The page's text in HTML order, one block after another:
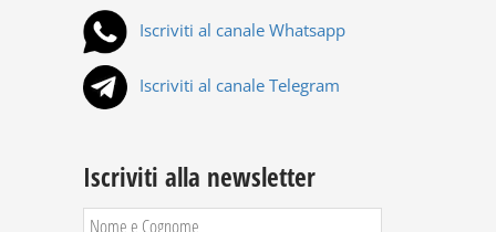
Iscriviti al canale Whatsapp
Iscriviti al canale Telegram
Iscriviti alla newsletter